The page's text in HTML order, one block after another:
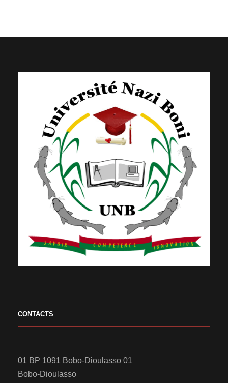
CONTACTS
01 BP 1091 Bobo-Dioulasso 01
Bobo-Dioulasso